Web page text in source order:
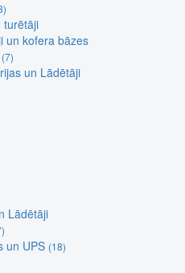
turētāji
un kofera bāzes
(7)
un Lādētāji
Lādētāji
un UPS (18)